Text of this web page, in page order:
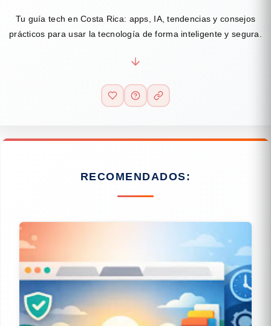
Tu guía tech en Costa Rica: apps, IA, tendencias y consejos
prácticos para usar la tecnología de forma inteligente y segura.
RECOMENDADOS: